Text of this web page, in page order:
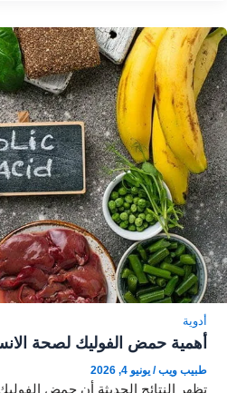
أدوية
أهمية حمض الفوليك لصحة
طبيب ويب/ يونيو 4, 2026
تظهر النتائج الحديثة أن حمض